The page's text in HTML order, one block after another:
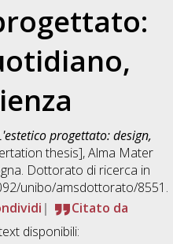
progettato: design,
thesis], Alma Mater
Dottorato di ricerca in
unibo/amsdottorato/8551.
Citato da
disponibili: